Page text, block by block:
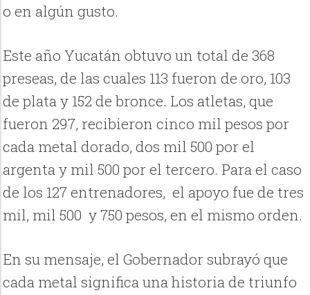
o en algún gusto.
Este año Yucatán obtuvo un total de 368
preseas, de las cuales 113 fueron de oro, 103
de plata y 152 de bronce. Los atletas, que
fueron 297, recibieron cinco mil pesos por
cada metal dorado, dos mil 500 por el
argenta y mil 500 por el tercero. Para el caso
de los 127 entrenadores, el apoyo fue de tres
mil, mil 500 y 750 pesos, en el mismo orden.
En su mensaje, el Gobernador subrayó que
cada metal significa una historia de triunfo